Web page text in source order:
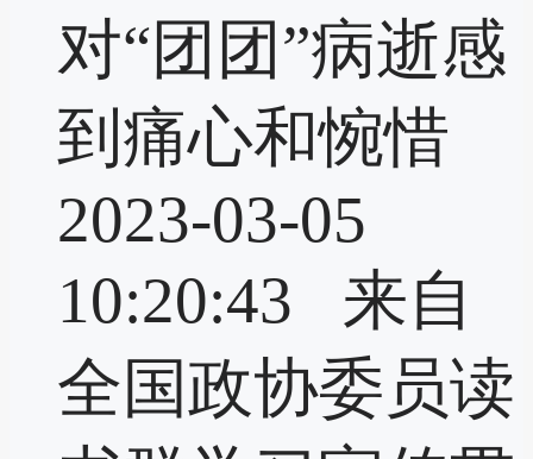
对“团团”病逝感
到痛心和惋惜
2023-03-05
10:20:43 来自
全国政协委员读